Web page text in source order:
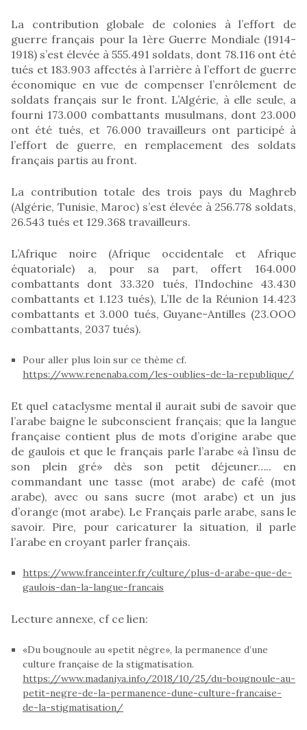
La contribution globale de colonies à l’effort de
guerre français pour la 1ère Guerre Mondiale (1914-
1918) s’est élevée à 555.491 soldats, dont 78.116 ont été
tués et 183.903 affectés à l’arrière à l’effort de guerre
économique en vue de compenser l’enrôlement de
soldats français sur le front. L’Algérie, à elle seule, a
fourni 173.000 combattants musulmans, dont 23.000
ont été tués, et 76.000 travailleurs ont participé à
l’effort de guerre, en remplacement des soldats
français partis au front.
La contribution totale des trois pays du Maghreb
(Algérie, Tunisie, Maroc) s’est élevée à 256.778 soldats,
26.543 tués et 129.368 travailleurs.
L’Afrique noire (Afrique occidentale et Afrique
équatoriale) a, pour sa part, offert 164.000
combattants dont 33.320 tués, l’Indochine 43.430
combattants et 1.123 tués), L’Ile de la Réunion 14.423
combattants et 3.000 tués, Guyane-Antilles (23.OOO
combattants, 2037 tués).
Pour aller plus loin sur ce thème cf.
https://www.renenaba.com/les-oublies-de-la-republique/
Et quel cataclysme mental il aurait subi de savoir que
l’arabe baigne le subconscient français; que la langue
française contient plus de mots d’origine arabe que
de gaulois et que le français parle l’arabe «à l’insu de
son plein gré» dès son petit déjeuner….. en
commandant une tasse (mot arabe) de café (mot
arabe), avec ou sans sucre (mot arabe) et un jus
d’orange (mot arabe). Le Français parle arabe, sans le
savoir. Pire, pour caricaturer la situation, il parle
l’arabe en croyant parler français.
https://www.franceinter.fr/culture/plus-d-arabe-que-de-
gaulois-dan-la-langue-francais
Lecture annexe, cf ce lien:
«Du bougnoule au «petit nègre», la permanence d’une
culture française de la stigmatisation.
https://www.madaniya.info/2018/10/25/du-bougnoule-au-
petit-negre-de-la-permanence-dune-culture-francaise-
de-la-stigmatisation/